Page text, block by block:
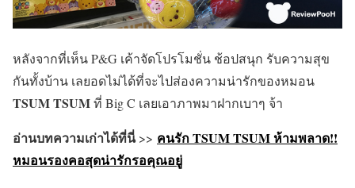
หลังจากที่เห็น P&G เค้าจัดโปรโมชั่น ช้อปสนุก รับความสุข
กันทั้งบ้าน เลยอดไม่ได้ที่จะไปส่องความน่ารักของหมอน
TSUM TSUMที่ Big C เลยเอาภาพมาฝากเบาๆ จ้า
อ่านบทความเก่าได้ที่นี่>> คนรัก TSUM TSUM ห้ามพลาด!!
หมอนรองคอสุดน่ารักรอคุณอยู่